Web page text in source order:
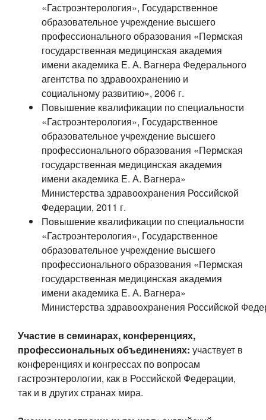
«Гастроэнтерология», Государственное
образовательное учреждение высшего
профессионального образования «Пермская
государственная медицинская академия
имени академика Е. А. Вагнера Федерального
агентства по здравоохранению и
социальному развитию», 2006 г.
Повышение квалификации по специальности
«Гастроэнтерология», Государственное
образовательное учреждение высшего
профессионального образования «Пермская
государственная медицинская академия
имени академика Е. А. Вагнера»
Министерства здравоохранения Российской
Федерации, 2011 г.
Повышение квалификации по специальности
«Гастроэнтерология», Государственное
образовательное учреждение высшего
профессионального образования «Пермская
государственная медицинская академия
имени академика Е. А. Вагнера»
Министерства здравоохранения Российской
Участие в семинарах, конференциях,
профессиональных объединениях: участвует в
конференциях и конгрессах по вопросам
гастроэнтерологии, как в Российской Федерации,
так и в других странах мира.